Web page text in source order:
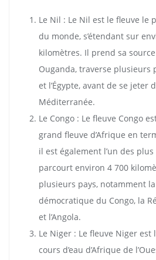
Le Nil : Le Nil est le fleuve le
du monde, s’étendant sur
kilomètres. Il prend sa
Ouganda, traverse plusieurs
et l’Égypte, avant de se jeter
Méditerranée.
Le Congo : Le fleuve Congo
grand fleuve d’Afrique en
il est également l’un des
parcourt environ 4 700
plusieurs pays, notamment
démocratique du Congo, la
et l’Angola.
Le Niger : Le fleuve Niger est
cours d’eau d’Afrique de